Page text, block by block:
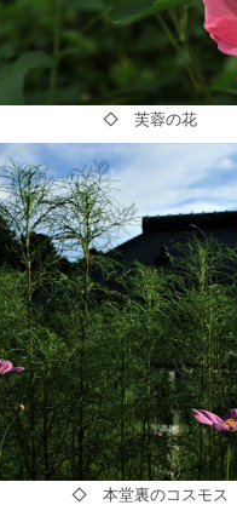
◇ 芙蓉の花
◇ 本堂裏のコスモス